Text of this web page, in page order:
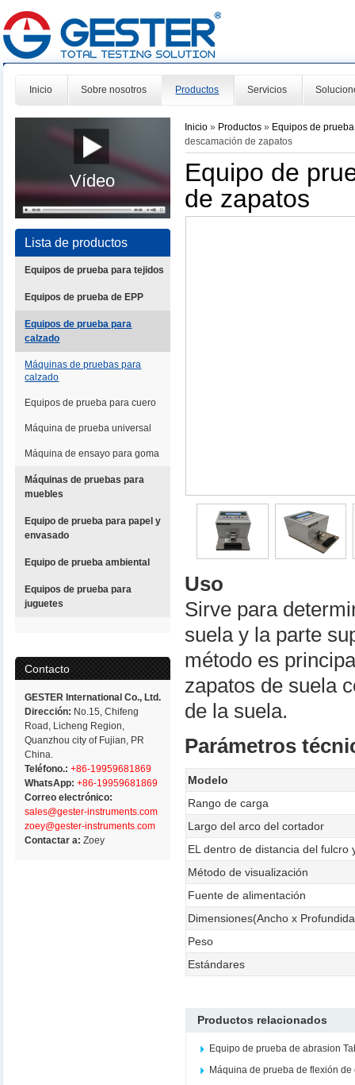
Inicio Sobre nosotros Productos Servicios
Vídeo
Lista de productos
Equipos de prueba para tejidos
Equipos de prueba de EPP
Equipos de prueba para
calzado
Máquinas de pruebas para
calzado
Equipos de prueba para cuero
Máquina de prueba universal
Máquina de ensayo para goma
Máquinas de pruebas para
muebles
Equipo de prueba para papel y
envasado
Equipo de prueba ambiental
Equipos de prueba para
juguetes
Contacto
GESTER International Co., Ltd.
Dirección: No.15, Chifeng
Road, Licheng Region,
Quanzhou city of Fujian, PR
China.
Teléfono.: +86-19959681869
WhatsApp: +86-19959681869
Correo electrónico:
sales@gester-instruments.com
zoey@gester-instruments.com
Contactar a:Zoey
Inicio » Productos» Equipos de
descamación de zapatos
Equipo de
de zapatos
Uso
Sirve para
suela y la parte
método es
zapatos de suela
de la suela.
Parámetros
Modelo
Rango de carga
Largo del arco del cortador
EL dentro de distancia del fulcro
Método de visualización
Fuente de alimentación
Dimensiones(Ancho x
Peso
Estándares
Productos relacionados
Equipo de prueba de abrasion
Máquina de prueba de flexión de